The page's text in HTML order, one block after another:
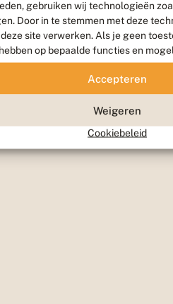
gebruiken wij technologieën
Door in te stemmen met deze
site verwerken. Als je geen
op bepaalde functies en
Accepteren
Weigeren
Cookiebeleid